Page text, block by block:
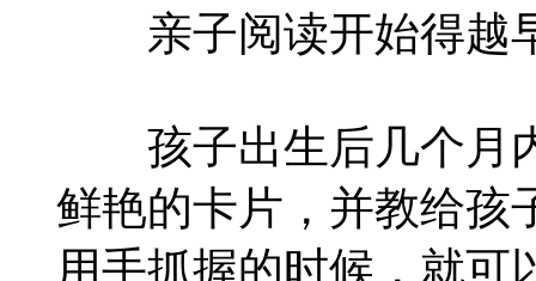
亲子阅读开始得越
孩子出生后几个月
鲜艳的卡片，并教给孩
用手抓握的时候，就可